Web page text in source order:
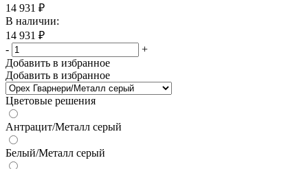
14 931 ₽
В наличии:
14 931 ₽
-
+
Добавить в избранное
Добавить в избранное
Цветовые решения
Антрацит/Металл серый
Белый/Металл серый